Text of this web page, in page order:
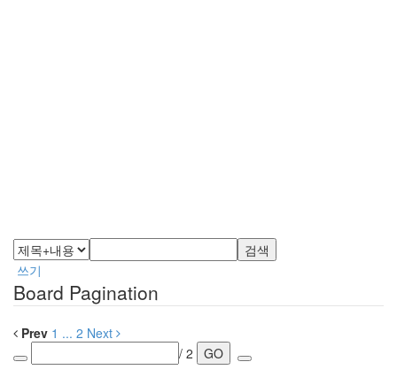
검색
쓰기
Board Pagination
Prev 1 ... 2 Next
/ 2
GO